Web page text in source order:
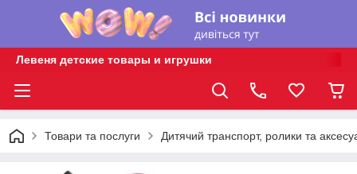
Левеня детские товары и игрушки
Товари та послуги Дитячий транспорт, ролики та